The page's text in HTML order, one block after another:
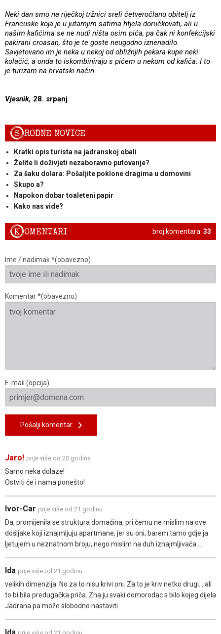
Neki dan smo na riječkoj tržnici sreli četveročlanu obitelj iz
Francuske koja je u jutarnjim satima htjela doručkovati, ali u
našim kafićima se ne nudi ništa osim pića, pa čak ni konfekcijski
pakirani croasan, što je te goste neugodno iznenadilo.
Savjetovano im je neka u nekoj od obližnjih pekara kupe neki
kolačić, a onda to iskombiniraju s pićem u nekom od kafića. I to
je turizam na hrvatski način.
Vjesnik, 28. srpanj
SRODNE NOVICE
Kratki opis turista na jadranskoj obali
Želite li doživjeti nezaboravno putovanje?
Za šaku dolara: Pošaljite poklone dragima u domovini
Skupo a?
Napokon dobar toaleteni papir
Kako nas vide?
broj komentara: 33
KOMENTARI
Ime / nadimak *(obavezno)
Komentar *(obavezno)
E-mail (opcija)
Pošalji komentar
Jaro! prije više od 20 godina
Samo neka dolaze!
Ostviti će i nama ponešto!
Ivor-Car prije više od 21 godinu
Da, promijenila se struktura domaćina, pri čemu ne mislim na ove
došljake koji iznajmljuju apartmane, jer su oni, barem tamo gdje ja
ljetujem u neznatnom broju, nego mislim na duh iznajmljivača ...
Ida prije više od 21 godinu
velikih dimenzija. No za to nisu krivi oni. Za to je kriv netko drugi... ali
to bi bila predugačka priča. Zna ju svaki domorodac s bilo kojeg dijela
Jadrana pa može slobodno nastaviti...